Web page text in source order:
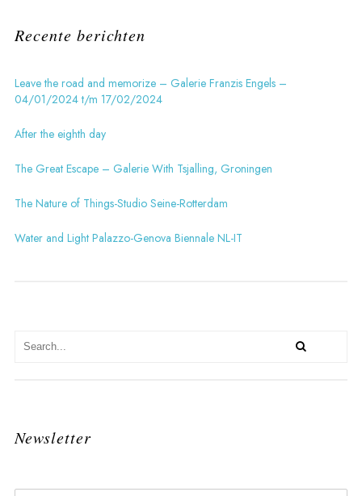
Recente berichten
Leave the road and memorize – Galerie Franzis Engels –
04/01/2024 t/m 17/02/2024
After the eighth day
The Great Escape – Galerie With Tsjalling, Groningen
The Nature of Things-Studio Seine-Rotterdam
Water and Light Palazzo-Genova Biennale NL-IT
Newsletter